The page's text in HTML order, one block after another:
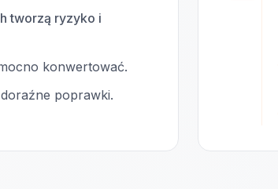
tworzą ryzyko i
konwertować.
poprawki.